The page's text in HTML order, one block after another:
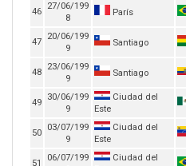
46
27/06/199
8
París
47
20/06/199
9
Santiago
48
23/06/199
9
Santiago
49
30/06/199
9
Ciudad del
Este
50
03/07/199
9
Ciudad del
Este
51
06/07/199
Ciudad del